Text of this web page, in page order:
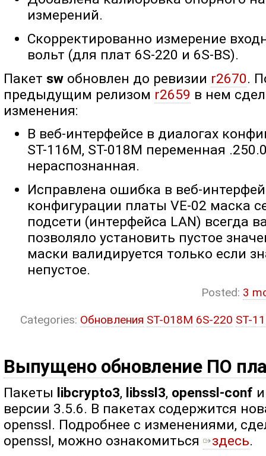
измерений.
Скорректированно измерение
вольт (для плат 6S-220 и 6S-BS).
Пакет sw обновлен до ревизии r2670.
предыдущим релизом r2659 в нем
изменения:
В веб-интерфейсе в диалогах
ST-116M, ST-018M переменная
нераспознанная.
Исправлена ошибка в веб-
конфигурации платы VE-02 маска
подсети (интерфейса LAN) всегда
позволяло установить пустое
маски валидируется только если
непустое.
Posted: 3
Categories: Обновления ST-018M 6S-220 ST-
Выпущено обновление ПО
Пакеты libcrypto3, libssl3, openssl-conf
версии 3.5.6. В пакетах содержится
openssl. Подробнее с изменениями,
openssl, можно ознакомиться ​​ здесь.